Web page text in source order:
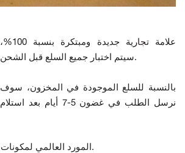
علامة تجارية جديدة ومبتكرة بنسبة 100%،
سيتم اختبار جميع السلع قبل الشحن.
بالنسبة للسلع الموجودة في المخزون، سوف
نرسل الطلب في غضون 5-7 أيام بعد استلام
المورد العالمي لمكونات أتمتة ومراقبة الجودة.